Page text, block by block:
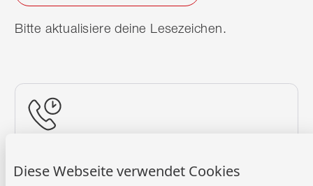
Diese Webseite verwendet Cookies
Bitte aktualisiere deine Lesezeichen.